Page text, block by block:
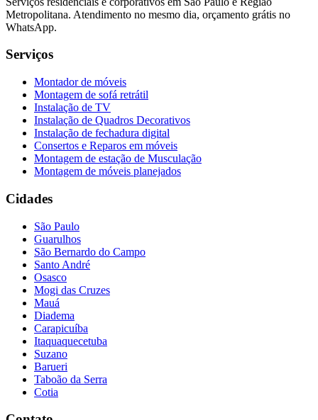
Metropolitana. Atendimento no mesmo dia, orçamento grátis no
WhatsApp.
Serviços
Montador de móveis
Montagem de sofá retrátil
Instalação de TV
Instalação de Quadros Decorativos
Instalação de fechadura digital
Consertos e Reparos em móveis
Montagem de estação de Musculação
Montagem de móveis planejados
Cidades
São Paulo
Guarulhos
São Bernardo do Campo
Santo André
Osasco
Mogi das Cruzes
Mauá
Diadema
Carapicuíba
Itaquaquecetuba
Suzano
Barueri
Taboão da Serra
Cotia